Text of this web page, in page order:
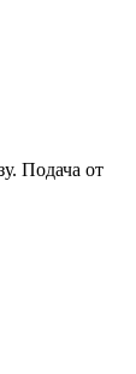
Подача от